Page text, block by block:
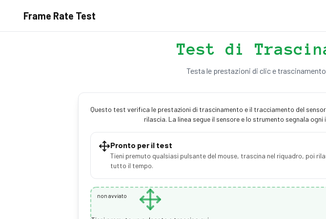
Frame Rate Test
Test di
Testa le prestazioni di clic e
Questo test verifica le prestazioni di trascinamento e il tracciamento del
rilascia. La linea segue il sensore e lo strumento segnala
Pronto per il test
Tieni premuto qualsiasi pulsante del mouse, trascina nel riquadro, poi
tutto il tempo.
non avviato